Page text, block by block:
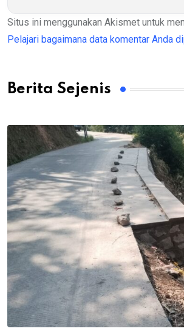
Situs ini menggunakan Akismet untuk
Pelajari bagaimana data komentar Anda
Berita Sejenis